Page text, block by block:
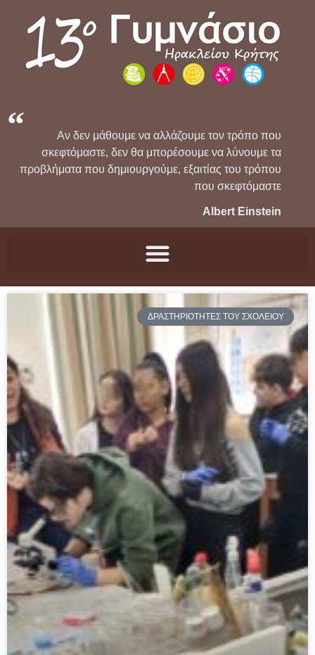
Αν δεν μάθουμε να αλλάζουμε τον τρόπο που
σκεφτόμαστε, δεν θα μπορέσουμε να λύνουμε τα
προβλήματα που δημιουργούμε, εξαιτίας του τρόπου
που σκεφτόμαστε
Albert Einstein
ΔΡΑΣΤΗΡΙΟΤΗΤΕΣ ΤΟΥ ΣΧΟΛΕΙΟΥ